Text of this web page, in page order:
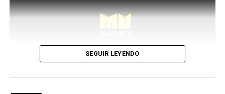
SEGUIR LEYENDO